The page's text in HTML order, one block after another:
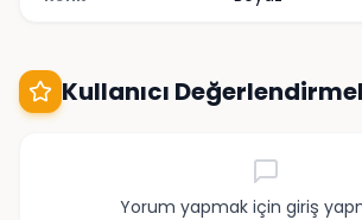
Kullanıcı
Yorum yapmak için giriş